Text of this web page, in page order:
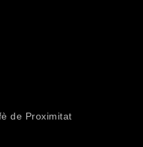
de Proximitat